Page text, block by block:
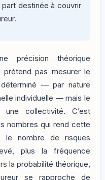
destinée à couvrir
précision théorique
pas mesurer le
— par nature
individuelle — mais le
collectivité. C’est
nombres qui rend cette
le nombre de risques
plus la fréquence
la probabilité théorique,
se rapproche de